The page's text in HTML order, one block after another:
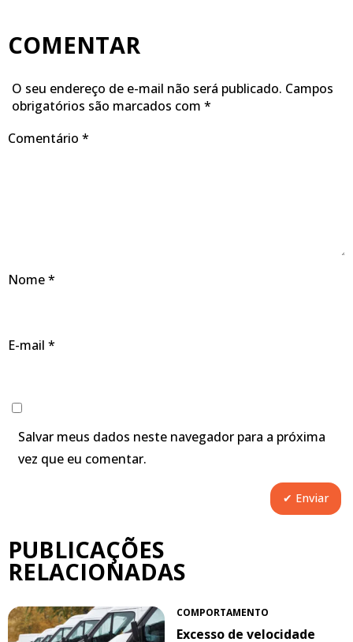
COMENTAR
O seu endereço de e-mail não será publicado. Campos
obrigatórios são marcados com *
Comentário *
Nome*
E-mail *
Salvar meus dados neste navegador para a próxima
vez que eu comentar.
PUBLICAÇÕES
RELACIONADAS
COMPORTAMENTO
Excesso de velocidade